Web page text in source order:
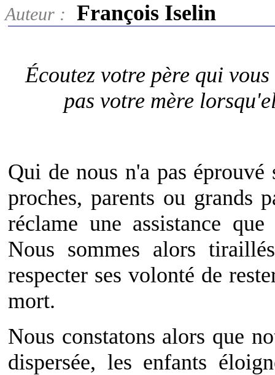
Auteur : François Iselin
Écoutez votre père qui
pas votre mère
Qui de nous n'a pas
proches, parents ou grands
réclame une assistance
Nous sommes alors
respecter ses volonté de
mort.
Nous constatons alors que
dispersée, les enfants